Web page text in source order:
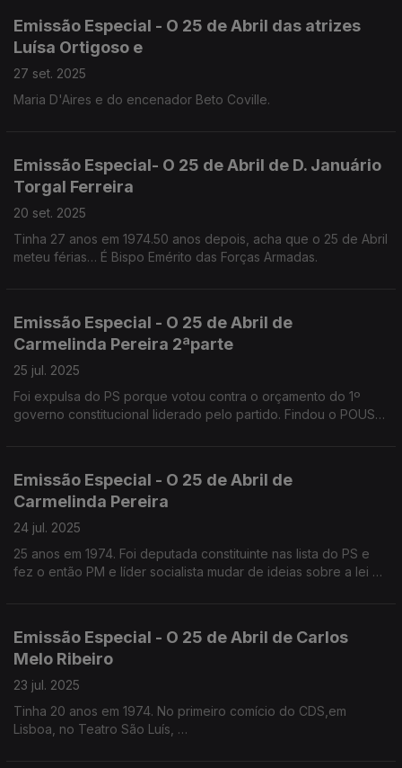
Emissão Especial - O 25 de Abril das atrizes
Luísa Ortigoso e
27 set. 2025
Maria D'Aires e do encenador Beto Coville.
Emissão Especial- O 25 de Abril de D. Januário
Torgal Ferreira
20 set. 2025
Tinha 27 anos em 1974.50 anos depois, acha que o 25 de Abril
meteu férias… É Bispo Emérito das Forças Armadas.
Emissão Especial - O 25 de Abril de
Carmelinda Pereira 2ªparte
25 jul. 2025
Foi expulsa do PS porque votou contra o orçamento do 1º
governo constitucional liderado pelo partido. Findou o POUS
Emissão Especial - O 25 de Abril de
Carmelinda Pereira
24 jul. 2025
25 anos em 1974. Foi deputada constituinte nas lista do PS e
fez o então PM e líder socialista mudar de ideias sobre a lei da
Emissão Especial - O 25 de Abril de Carlos
Melo Ribeiro
23 jul. 2025
Tinha 20 anos em 1974. No primeiro comício do CDS,em
Lisboa, no Teatro São Luís,